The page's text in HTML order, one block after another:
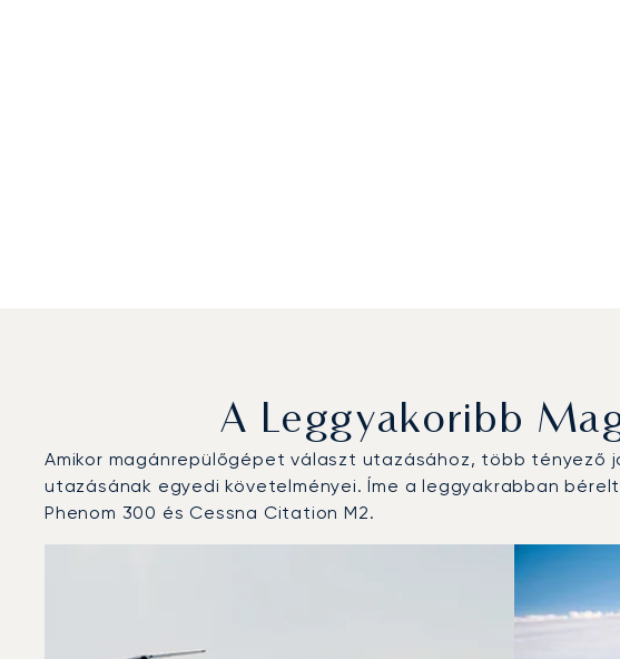
A Leggyakoribb
Amikor magánrepülőgépet választ utazásához, több
utazásának egyedi követelményei. Íme a leggyakrabban
Phenom 300 és Cessna Citation M2.
Glasgow-i repülőtér : A 3 legtöbbet repült repülőgép-típus a
Hatótávolság (km)